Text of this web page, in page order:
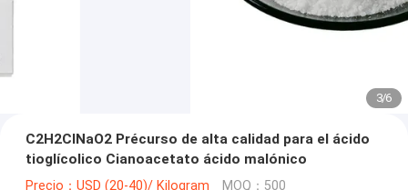
3/6
C2H2ClNaO2 Précurso de alta calidad para el ácido
tioglícolico Cianoacetato ácido malónico
Precio：USD (20-40)/ Kilogram MOQ：500